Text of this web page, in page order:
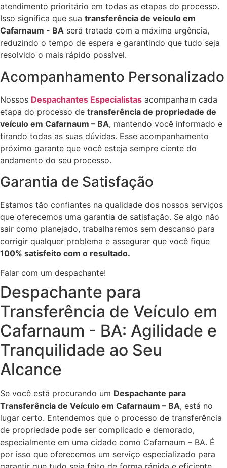
atendimento prioritário em todas as etapas do processo.
Isso significa que sua transferência de veículo em
Cafarnaum - BA será tratada com a máxima urgência,
reduzindo o tempo de espera e garantindo que tudo seja
resolvido o mais rápido possível.
Acompanhamento Personalizado
Nossos Despachantes Especialistas acompanham cada
etapa do processo de transferência de propriedade de
veículo em Cafarnaum – BA, mantendo você informado e
tirando todas as suas dúvidas. Esse acompanhamento
próximo garante que você esteja sempre ciente do
andamento do seu processo.
Garantia de Satisfação
Estamos tão confiantes na qualidade dos nossos serviços
que oferecemos uma garantia de satisfação. Se algo não
sair como planejado, trabalharemos sem descanso para
corrigir qualquer problema e assegurar que você fique
100% satisfeito com o resultado.
Falar com um despachante!
Despachante para
Transferência de Veículo em
Cafarnaum - BA: Agilidade e
Tranquilidade ao Seu
Alcance
Se você está procurando um Despachante para
Transferência de Veículo em Cafarnaum – BA, está no
lugar certo. Entendemos que o processo de transferência
de propriedade pode ser complicado e demorado,
especialmente em uma cidade como Cafarnaum – BA. É
por isso que oferecemos um serviço especializado para